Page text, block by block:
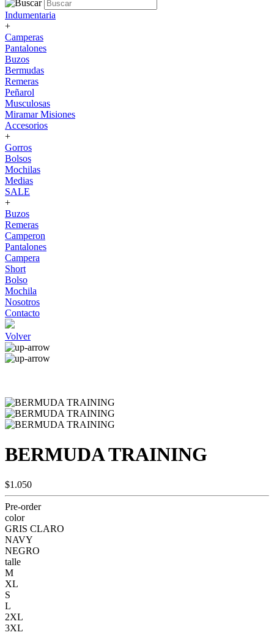
Indumentaria
+
Camperas
Pantalones
Buzos
Bermudas
Remeras
Peñarol
Musculosas
Miramar Misiones
Accesorios
+
Gorros
Bolsos
Mochilas
Medias
SALE
+
Buzos
Remeras
Camperon
Pantalones
Campera
Short
Bolso
Mochila
Nosotros
Contacto
Volver
BERMUDA TRAINING
$1.050
Pre-order
color
GRIS CLARO
NAVY
NEGRO
talle
M
XL
S
L
2XL
3XL